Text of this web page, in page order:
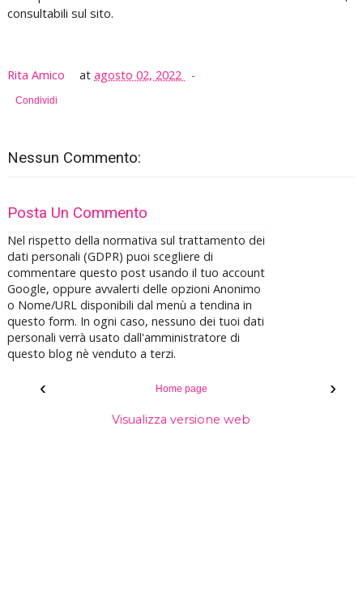
consultabili sul sito.
Rita Amico atagosto 02, 2022
Condividi
Nessun Commento:
Posta Un Commento
Nel rispetto della normativa sul trattamento dei
dati personali (GDPR) puoi scegliere di
commentare questo post usando il tuo account
Google, oppure avvalerti delle opzioni Anonimo
o Nome/URL disponibili dal menù a tendina in
questo form. In ogni caso, nessuno dei tuoi dati
personali verrà usato dall'amministratore di
questo blog nè venduto a terzi.
‹ ›
Home page
Visualizza versione web